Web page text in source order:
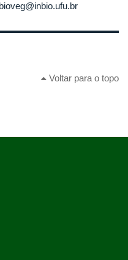
Voltar para o topo